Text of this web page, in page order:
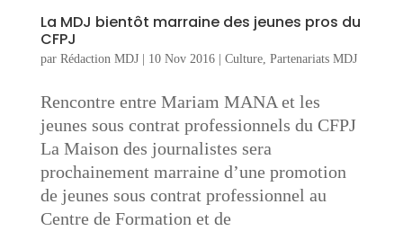
La MDJ bientôt marraine des jeunes pros du
CFPJ
par Rédaction MDJ| 10 Nov 2016| Culture, Partenariats MDJ
Rencontre entre Mariam MANA et les
jeunes sous contrat professionnels du CFPJ
La Maison des journalistes sera
prochainement marraine d’une promotion
de jeunes sous contrat professionnel au
Centre de Formation et de